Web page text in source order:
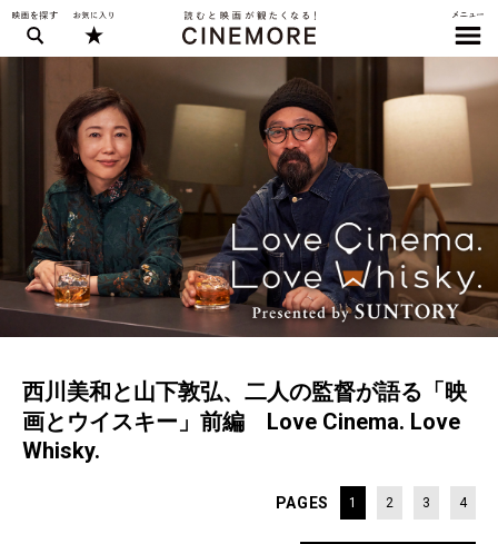
西川美和と山下敦弘、二人の監督が語る「映
画とウイスキー」前編 Love Cinema. Love
Whisky.
PAGES 1 2 3 4